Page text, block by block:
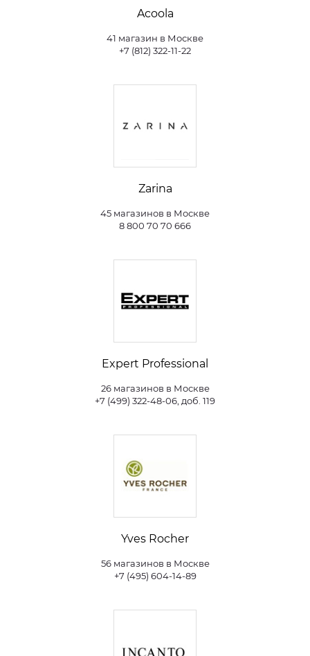
Acoola
41 магазин в Москве
+7 (812) 322-11-22
Zarina
45 магазинов в Москве
8 800 70 70 666
Expert Professional
26 магазинов в Москве
+7 (499) 322-48-06, доб. 119
Yves Rocher
56 магазинов в Москве
+7 (495) 604-14-89